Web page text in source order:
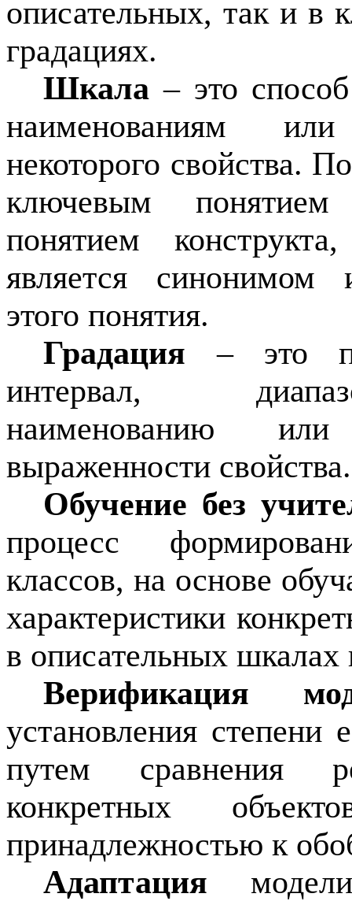
описательных, так и в
градациях.
Шкала – это
наименованиям
некоторого свойства.
ключевым понятием
понятием
является
этого понятия.
Градация– это
интервал,
наименованию или
выраженности свойства.
Обучение без
процесс
классов, на основе
характеристики
в описательных шкалах
Верификация
установления степени
путем сравнения
конкретных
принадлежностью к
Адаптация